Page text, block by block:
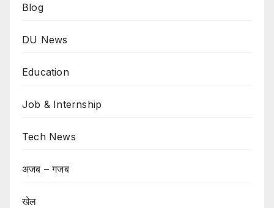
Blog
DU News
Education
Job & Internship
Tech News
अजब – गजब
खेल